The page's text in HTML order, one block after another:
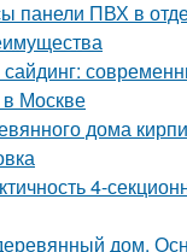
панели ПВХ в
Москве
дома
4-
дом.